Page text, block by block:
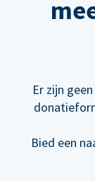
Er zijn
Bied een